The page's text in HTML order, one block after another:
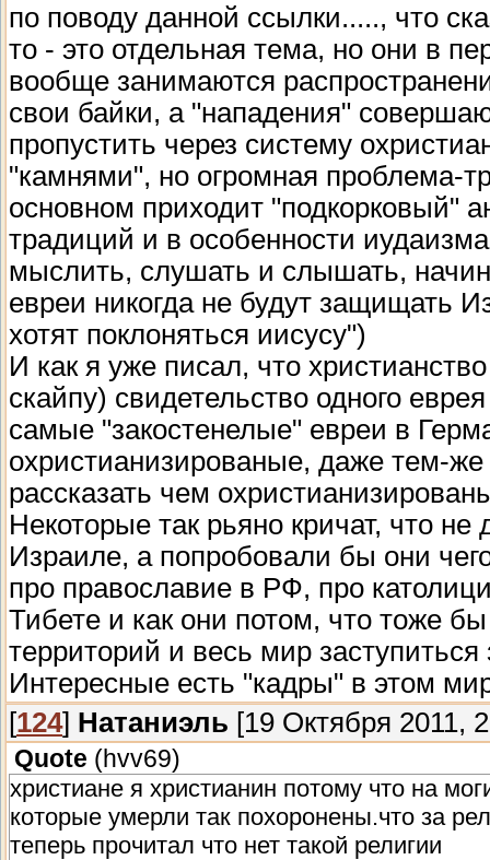
по поводу данной ссылки....., что
то - это отдельная тема, но они в
вообще занимаются
свои байки, а "нападения"
пропустить через систему
"камнями", но огромная проблема-
основном приходит "подкорковый"
традиций и в особенности
мыслить, слушать и слышать,
евреи никогда не будут защищать
хотят поклоняться иисусу")
И как я уже писал, что
скайпу) свидетельство одного
самые "закостенелые" евреи в
охристианизированые, даже тем-же
рассказать чем
Некоторые так рьяно кричат, что
Израиле, а попробовали бы они
про православие в РФ, про
Тибете и как они потом, что тоже
территорий и весь мир заступиться
Интересные есть "кадры" в этом
[124] Натаниэль [19 Октября 2011,
Quote (hvv69)
христиане я христианин потому что на
которые умерли так похоронены.что за
теперь прочитал что нет такой религии